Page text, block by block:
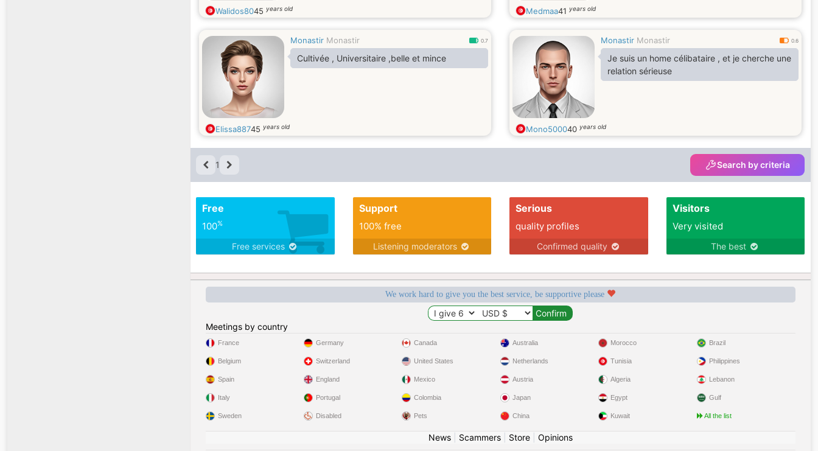
Walidos8045 years old Medmaa41 years old
Monastir Monastir 0.7
Cultivée , Universitaire ,belle et mince
Elissa88745 years old
Monastir Monastir 0.6
Je suis un home célibataire , et je cherche une
relation sérieuse
Mono500040 years old
1 Search by criteria
Free
100%
Free services
Support
100% free
Listening moderators
Serious
quality profiles
Confirmed quality
Visitors
Very visited
The best
We work hard to give you the best service, be supportive please
Meetings by country
France
Belgium
Spain
Italy
Sweden
Germany
Switzerland
England
Portugal
Disabled
Canada
United States
Mexico
Colombia
Pets
Australia
Netherlands
Austria
Japan
China
Morocco
Tunisia
Algeria
Egypt
Kuwait
Brazil
Philippines
Lebanon
Gulf
All the list
News| Scammers| Store| Opinions